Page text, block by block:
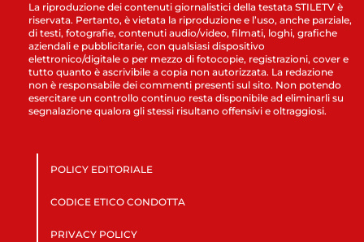
La riproduzione dei contenuti giornalistici della testata STILETV è
riservata. Pertanto, è vietata la riproduzione e l’uso, anche parziale,
di testi, fotografie, contenuti audio/video, filmati, loghi, grafiche
aziendali e pubblicitarie, con qualsiasi dispositivo
elettronico/digitale o per mezzo di fotocopie, registrazioni, cover e
tutto quanto è ascrivibile a copia non autorizzata. La redazione
non è responsabile dei commenti presenti sul sito. Non potendo
esercitare un controllo continuo resta disponibile ad eliminarli su
segnalazione qualora gli stessi risultano offensivi e oltraggiosi.
POLICY EDITORIALE
CODICE ETICO CONDOTTA
PRIVACY POLICY